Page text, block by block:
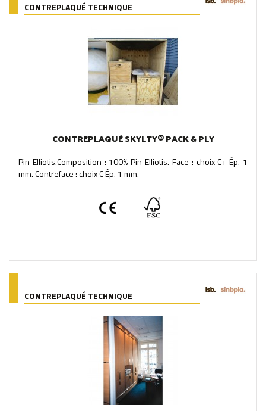
CONTREPLAQUÉ TECHNIQUE
CONTREPLAQUÉ SKYLTY® PACK & PLY
Pin Elliotis.Composition : 100% Pin Elliotis. Face : choix C+ Ép. 1
mm. Contreface : choix C Ép. 1 mm.
CONTREPLAQUÉ TECHNIQUE